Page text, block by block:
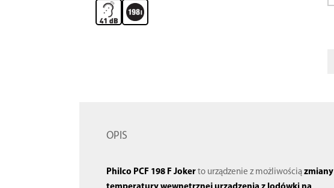
OPIS
Philco PCF 198 F Joker to urządzenie z możliwościązmiany